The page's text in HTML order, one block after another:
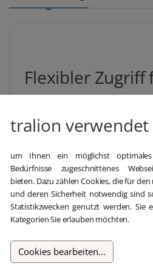
Flexibler
Die Microsoft Remote
Lizenz für Unternehmen, die
flexible und sichere
möchten. Diese Lizenz
Benutzer, von verschiedenen
Remote Desktop Services
Mitarbeiter bleiben immer
tralion verwendet
um Ihnen ein möglichst
Bedürfnisse zugeschnittenes
bieten. Dazu zählen Cookies, die für
und deren Sicherheit notwendig sind
Statistikzwecken genutzt werden. Sie
Kategorien Sie erlauben möchten.
Cookies bearbeiten...